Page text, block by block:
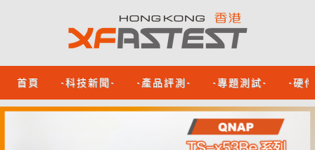
首頁 -科技新聞- -產品評測- -專題測試- -硬